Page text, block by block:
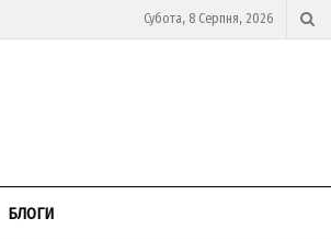
Субота, 8 Серпня, 2026
БЛОГИ